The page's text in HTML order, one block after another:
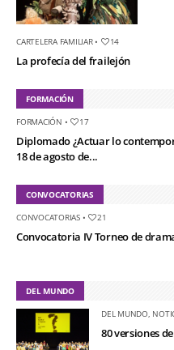
CARTELERA FAMILIAR• 14
La profecía del frailejón
FORMACIÓN
FORMACIÓN • 17
Diplomado ¿Actuar lo
18 de agosto de...
CONVOCATORIAS
CONVOCATORIAS• 21
Convocatoria IV Torneo de
DEL MUNDO
DEL MUNDO,
80 versiones